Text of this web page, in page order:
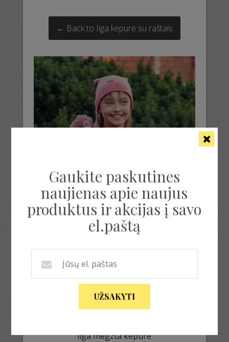
← Back to Ilga kepurė su raštais
ilga megzta kepurė
Gaukite paskutines
naujienas apie naujus
produktus ir akcijas į savo
el.paštą
UŽSAKYTI